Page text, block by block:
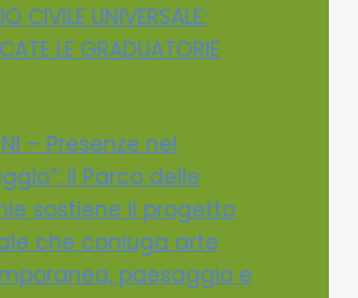
CIVILE UNIVERSALE:
LE GRADUATORIE
– Presenze nel
il Parco delle
sostiene il progetto
che coniuga arte
paesaggio e